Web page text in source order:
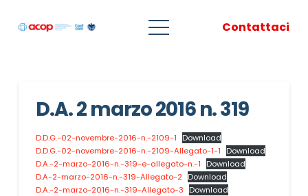
Contattaci
D.A. 2 marzo 2016 n. 319
D.D.G.-02-novembre-2016-n.-2109-1
Download
D.D.G.-02-novembre-2016-n.-2109-Allegato-1-1
Download
D.A.-2-marzo-2016-n.-319-e-allegato-n.-1
Download
D.A-2-marzo-2016-n.-319-Allegato-2 Download
D.A.-2-marzo-2016-n.-319-Allegato-3
Download